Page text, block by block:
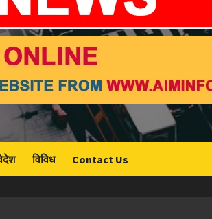
विविध Contact Us